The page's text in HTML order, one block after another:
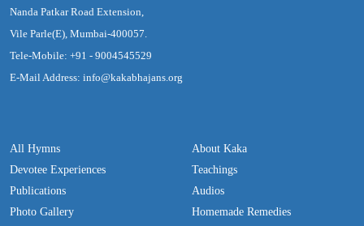
Nanda Patkar Road Extension,
Vile Parle(E), Mumbai-400057.
Tele-Mobile: +91 - 9004545529
E-Mail Address: info@kakabhajans.org
All Hymns
Devotee Experiences
Publications
Photo Gallery
About Kaka
Teachings
Audios
Homemade Remedies